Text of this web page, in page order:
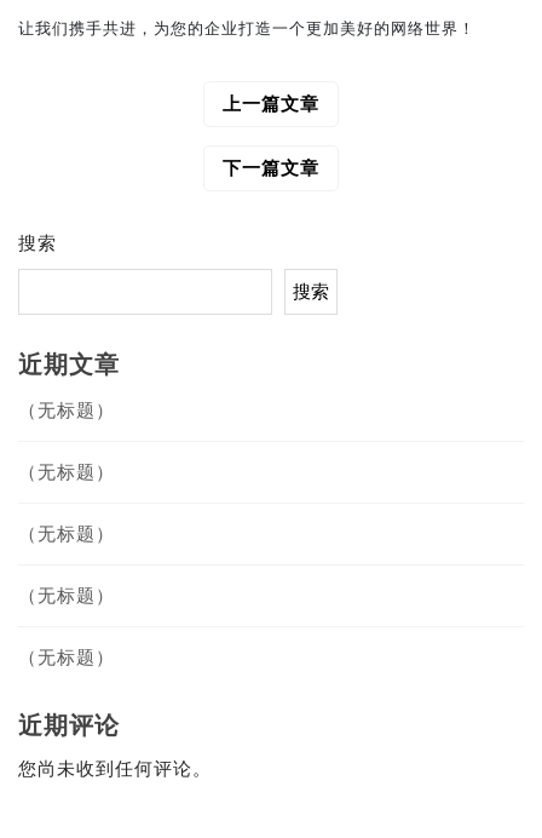
上一篇文章
下一篇文章
搜索
搜索
近期文章
（无标题）
（无标题）
（无标题）
（无标题）
（无标题）
近期评论
您尚未收到任何评论。